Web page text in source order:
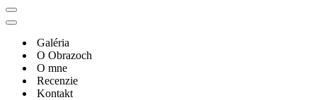
Menu
navigácie
Menu
navigácieGaléria
O Obrazoch
O mne
Recenzie
Kontakt